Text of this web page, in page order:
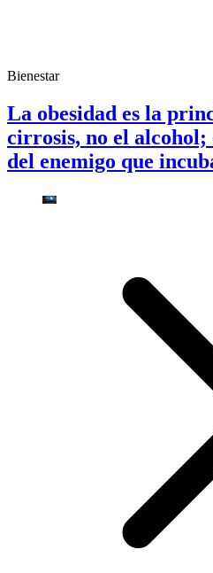
Bienestar
La obesidad es la
cirrosis, no el
del enemigo que